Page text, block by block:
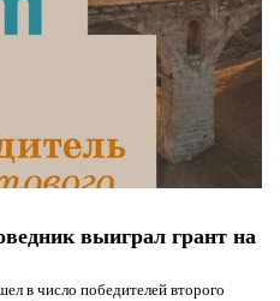
выиграл грант на
в число победителей второго